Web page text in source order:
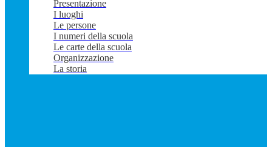
Presentazione
I luoghi
Le persone
I numeri della scuola
Le carte della scuola
Organizzazione
La storia